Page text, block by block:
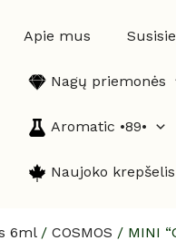
Apie mus
Nagų priemonės
Aromatic •89•
Naujoko krepšelis
6ml/ COSMOS / MINI